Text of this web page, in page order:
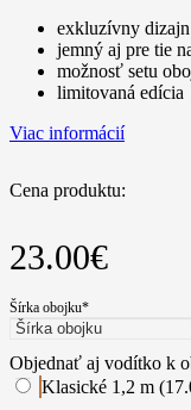
exkluzívny dizajn
jemný aj pre tie
možnosť setu
limitovaná edícia
Viac informácií
Cena produktu:
23.00€
Šírka obojku*
Objednať aj vodítko k
Klasické 1,2 m